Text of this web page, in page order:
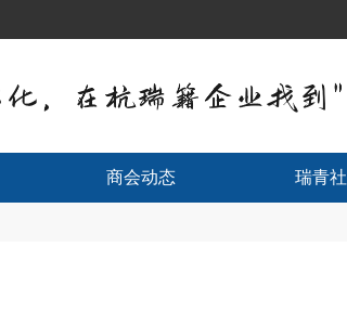
商会动态 瑞青社